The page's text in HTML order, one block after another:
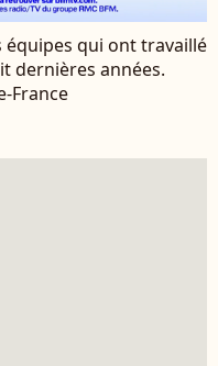
qui ont travaillé
dernières années.
France